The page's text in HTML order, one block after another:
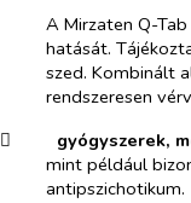
A Mirzaten Q-
hatását.
szed. Kombinált
rendszeresen
​
gyógyszerek,
mint például
antipszichotikum.